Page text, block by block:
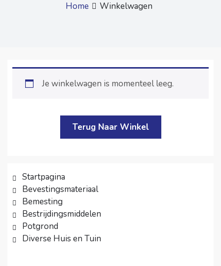
Home ‎Winkelwagen
Je winkelwagen is momenteel leeg.
Terug Naar Winkel
Startpagina
Bevestingsmateriaal
Bemesting
Bestrijdingsmiddelen
Potgrond
Diverse Huis en Tuin